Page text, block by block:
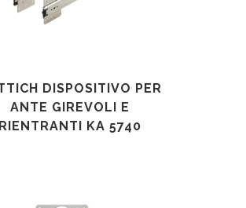
DISPOSITIVO PER
ANTE GIREVOLI E
RIENTRANTI KA 5740